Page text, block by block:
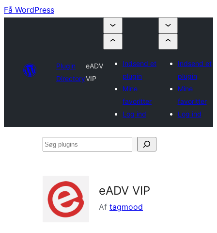
Få WordPress
Plugin
Directory
eADV
VIP
Indsend et
plugin
Mine
favoritter
Log ind
Indsend et
plugin
Mine
favoritter
Log ind
Søg
eADV VIP
Af tagmood